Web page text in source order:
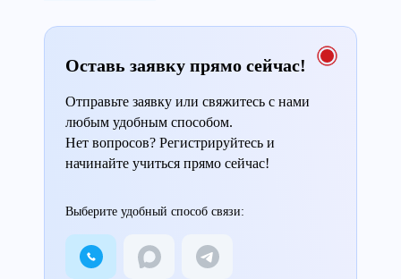
Оставь заявку прямо сейчас!
Отправьте заявку или свяжитесь с нами
любым удобным способом.
Нет вопросов? Регистрируйтесь и
начинайте учиться прямо сейчас!
Выберите удобный способ связи: